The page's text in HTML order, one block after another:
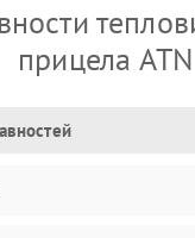
прицела ATN